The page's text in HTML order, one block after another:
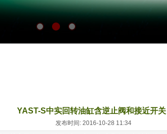
YAST-S中实回转油缸含逆止阀和接近开关
发布时间: 2016-10-28 11:34